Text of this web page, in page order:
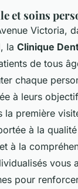
et soins
Victoria,
la Clinique
de tous
chaque
à leurs
la première
à la
à la
vous
pour